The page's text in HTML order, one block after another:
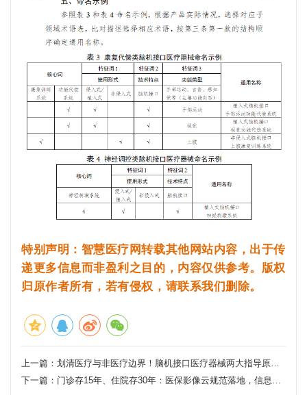
特别声明：智慧医疗网转载其他网站内容，出于传
递更多信息而非盈利之目的，内容仅供参考。版权
归原作者所有，若有侵权，请联系我们删除。
上一篇： 划清医疗与非医疗边界！脑机接口医疗器械两大指导原则发布
下一篇： 门诊存15年、住院存30年：医保影像云规范落地，信息科最该算清这笔账